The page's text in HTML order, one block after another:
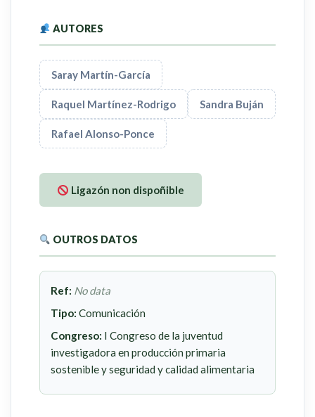
AUTORES
Saray Martín-García
Raquel Martínez-Rodrigo Sandra Buján
Rafael Alonso-Ponce
Ligazón non dispoñible
OUTROS DATOS
Ref: No data
Tipo: Comunicación
Congreso: I Congreso de la juventud
investigadora en producción primaria
sostenible y seguridad y calidad alimentaria